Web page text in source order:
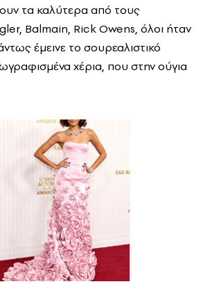
τα καλύτερα από τους
Balmain, Rick Owens, όλοι ήταν
έμεινε το σουρεαλιστικό
χέρια, που στην ούγια